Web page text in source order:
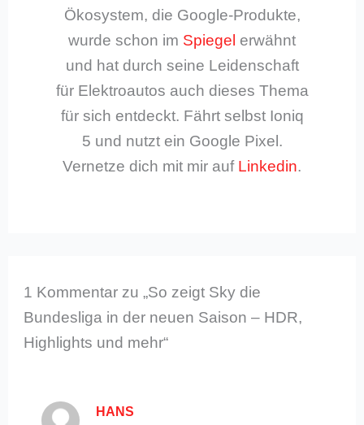
Ökosystem, die Google-Produkte,
wurde schon im Spiegel erwähnt
und hat durch seine Leidenschaft
für Elektroautos auch dieses Thema
für sich entdeckt. Fährt selbst Ioniq
5 und nutzt ein Google Pixel.
Vernetze dich mit mir auf Linkedin.
1 Kommentar zu „So zeigt Sky die
Bundesliga in der neuen Saison – HDR,
Highlights und mehr“
HANS